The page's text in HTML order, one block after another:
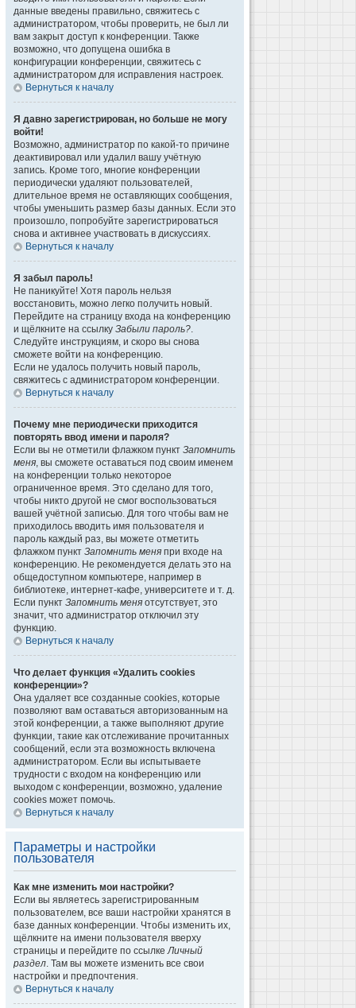
данные введены правильно, свяжитесь с
администратором, чтобы проверить, не был ли
вам закрыт доступ к конференции. Также
возможно, что допущена ошибка в
конфигурации конференции, свяжитесь с
администратором для исправления настроек.
Вернуться к началу
Я давно зарегистрирован, но больше не могу
войти!
Возможно, администратор по какой-то причине
деактивировал или удалил вашу учётную
запись. Кроме того, многие конференции
периодически удаляют пользователей,
длительное время не оставляющих сообщения,
чтобы уменьшить размер базы данных. Если это
произошло, попробуйте зарегистрироваться
снова и активнее участвовать в дискуссиях.
Вернуться к началу
Я забыл пароль!
Не паникуйте! Хотя пароль нельзя
восстановить, можно легко получить новый.
Перейдите на страницу входа на конференцию
и щёлкните на ссылку Забыли пароль?.
Следуйте инструкциям, и скоро вы снова
сможете войти на конференцию.
Если не удалось получить новый пароль,
свяжитесь с администратором конференции.
Вернуться к началу
Почему мне периодически приходится
повторять ввод имени и пароля?
Если вы не отметили флажком пункт Запомнить
меня, вы сможете оставаться под своим именем
на конференции только некоторое
ограниченное время. Это сделано для того,
чтобы никто другой не смог воспользоваться
вашей учётной записью. Для того чтобы вам не
приходилось вводить имя пользователя и
пароль каждый раз, вы можете отметить
флажком пункт Запомнить меня при входе на
конференцию. Не рекомендуется делать это на
общедоступном компьютере, например в
библиотеке, интернет-кафе, университете и т. д.
Если пункт Запомнить меня отсутствует, это
значит, что администратор отключил эту
функцию.
Вернуться к началу
Что делает функция «Удалить cookies
конференции»?
Она удаляет все созданные cookies, которые
позволяют вам оставаться авторизованным на
этой конференции, а также выполняют другие
функции, такие как отслеживание прочитанных
сообщений, если эта возможность включена
администратором. Если вы испытываете
трудности с входом на конференцию или
выходом с конференции, возможно, удаление
cookies может помочь.
Вернуться к началу
Параметры и настройки
пользователя
Как мне изменить мои настройки?
Если вы являетесь зарегистрированным
пользователем, все ваши настройки хранятся в
базе данных конференции. Чтобы изменить их,
щёлкните на имени пользователя вверху
страницы и перейдите по ссылкеЛичный
раздел. Там вы можете изменить все свои
настройки и предпочтения.
Вернуться к началу